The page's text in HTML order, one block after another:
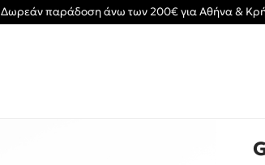
Δωρεάν παράδοση άνω των 200€ για Αθήνα &